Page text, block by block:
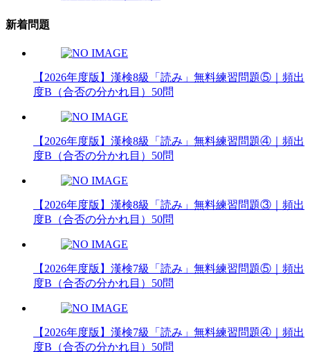
新着問題
【2026年度版】漢検8級「読み」無料練習問題⑤｜頻出
度B（合否の分かれ目）50問
【2026年度版】漢検8級「読み」無料練習問題④｜頻出
度B（合否の分かれ目）50問
【2026年度版】漢検8級「読み」無料練習問題③｜頻出
度B（合否の分かれ目）50問
【2026年度版】漢検7級「読み」無料練習問題⑤｜頻出
度B（合否の分かれ目）50問
【2026年度版】漢検7級「読み」無料練習問題④｜頻出
度B（合否の分かれ目）50問